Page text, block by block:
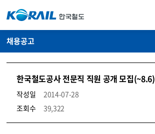
채용공고
한국철도공사 전문직 직원 공개 모집(~8.6)
작성일
2014-07-28
조회수
39,322
코레일소개_경영공시_채용공고 상세보기 – 내용, 파일, 담당자 연락처로 구성